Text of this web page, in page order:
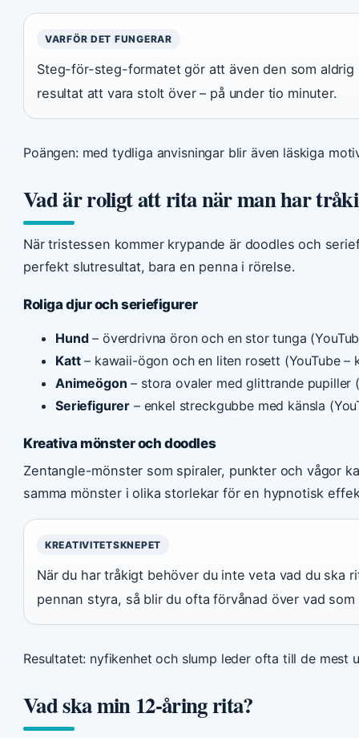
VARFÖR DET FUNGERAR
Steg-för-steg-formatet gör att även den som
resultat att vara stolt över – på under tio minuter.
Poängen: med tydliga anvisningar blir även läskiga
Vad är roligt att rita när man har
När tristessen kommer krypande är doodles och
perfekt slutresultat, bara en penna i rörelse.
Roliga djur och seriefigurer
Hund– överdrivna öron och en stor tunga
Katt– kawaii-ögon och en liten rosett (YouTube –
Animeögon – stora ovaler med glittrande pupiller
Seriefigurer – enkel streckgubbe med känsla
Kreativa mönster och doodles
Zentangle-mönster som spiraler, punkter och vågor
samma mönster i olika storlekar för en hypnotisk
KREATIVITETSKNEPET
När du har tråkigt behöver du inte veta vad du ska
pennan styra, så blir du ofta förvånad över vad som
Resultatet: nyfikenhet och slump leder ofta till de mest
Vad ska min 12-åring rita?